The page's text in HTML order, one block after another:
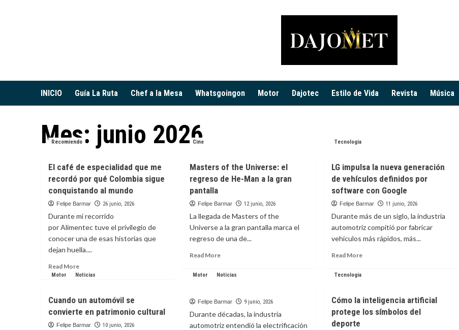
INICIO Guía La Ruta Chef a la Mesa Whatsgoingon Motor Dajotec Estilo de Vida Revista Música
Mes: junio 2026
Recomiendo
El café de especialidad que me
recordó por qué Colombia sigue
conquistando al mundo
Felipe Barmar 26 junio, 2026
Durante mi recorrido
por Alimentec tuve el privilegio de
conocer una de esas historias que
dejan huella....
Read MoreRead
more
café
de
especialidad
Cine
Masters of the Universe: el
regreso de He-Man a la gran
pantalla
Felipe Barmar 12 junio, 2026
La llegada de Masters of the
Universe a la gran pantalla marca el
regreso de una de...
Read MoreRead
about
the
Universe:
el
Tecnologia
LG impulsa la nueva generación
de vehículos definidos por
software con Google
Felipe Barmar 11 junio, 2026
Durante más de un siglo, la industria
automotriz compitió por fabricar
vehículos más rápidos, más...
Read MoreRead
la
nueva
Motor Noticias
Cuando un automóvil se
convierte en patrimonio cultural
Felipe Barmar 10 junio, 2026
Motor Noticias
Felipe Barmar 9 junio, 2026
Durante décadas, la industria
automotriz entendió la electrificación
Tecnologia
Cómo la inteligencia artificial
protege los símbolos del
deporte